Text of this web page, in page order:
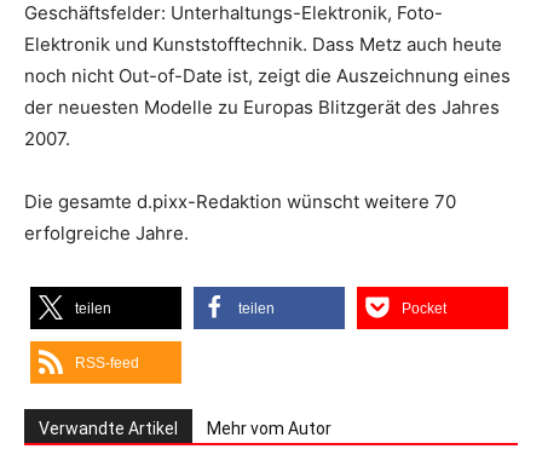
Geschäftsfelder: Unterhaltungs-Elektronik, Foto-
Elektronik und Kunststofftechnik. Dass Metz auch heute
noch nicht Out-of-Date ist, zeigt die Auszeichnung eines
der neuesten Modelle zu Europas Blitzgerät des Jahres
2007.
Die gesamte d.pixx-Redaktion wünscht weitere 70
erfolgreiche Jahre.
teilen teilen Pocket
RSS-feed
Verwandte Artikel Mehr vom Autor